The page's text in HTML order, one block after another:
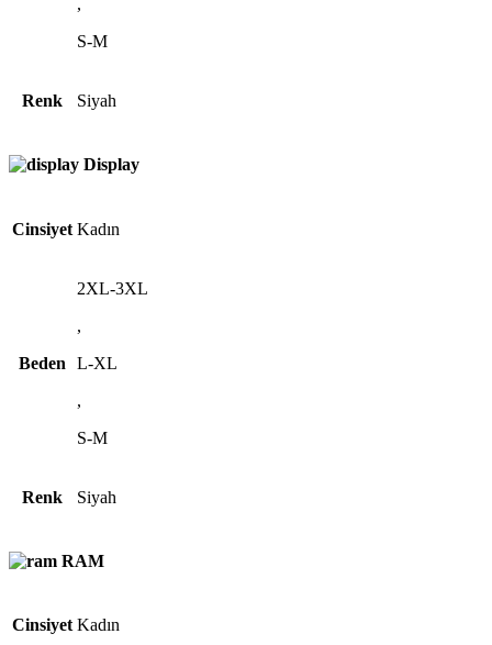
,
S-M
Renk Siyah
Display
Cinsiyet Kadın
Beden
2XL-3XL
,
L-XL
,
S-M
Renk Siyah
RAM
Cinsiyet Kadın